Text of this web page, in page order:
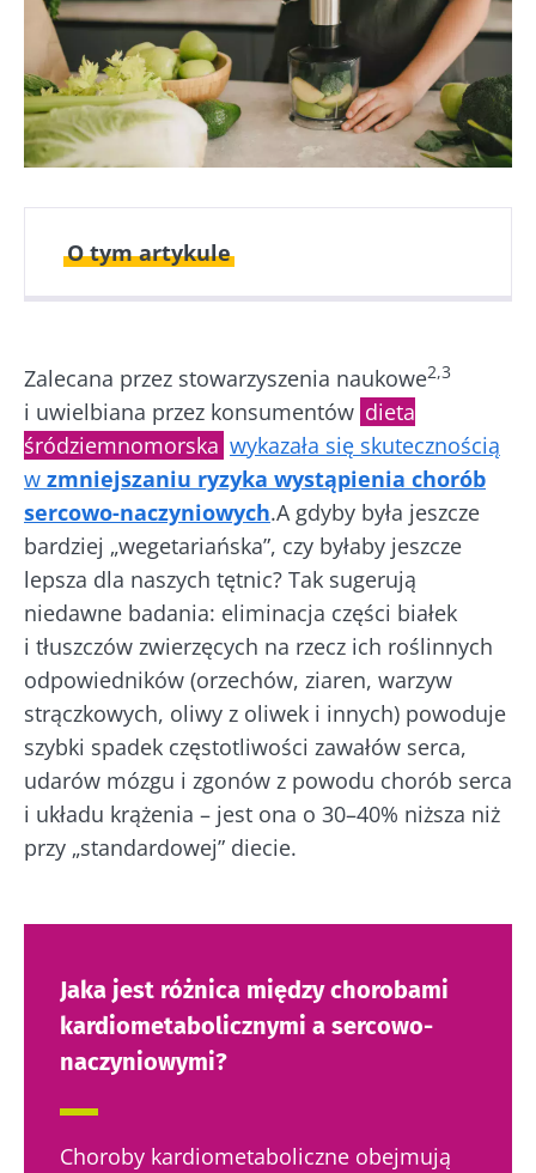
O tym artykule
Zalecana przez stowarzyszenia naukowe2,3
i uwielbiana przez konsumentów dieta
śródziemnomorska wykazała się skutecznością
w zmniejszaniu ryzyka wystąpienia chorób
sercowo-naczyniowych.A gdyby była jeszcze
bardziej „wegetariańska”, czy byłaby jeszcze
lepsza dla naszych tętnic? Tak sugerują
niedawne badania: eliminacja części białek
i tłuszczów zwierzęcych na rzecz ich roślinnych
odpowiedników (orzechów, ziaren, warzyw
strączkowych, oliwy z oliwek i innych) powoduje
szybki spadek częstotliwości zawałów serca,
udarów mózgu i zgonów z powodu chorób serca
i układu krążenia – jest ona o 30–40% niższa niż
przy „standardowej” diecie.
Jaka jest różnica między chorobami
kardiometabolicznymi a sercowo-
naczyniowymi?
Choroby kardiometaboliczne obejmują